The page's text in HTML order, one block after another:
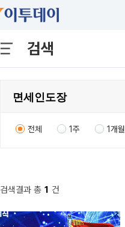
검색
전체 1주 1개월
검색결과 총 1 건